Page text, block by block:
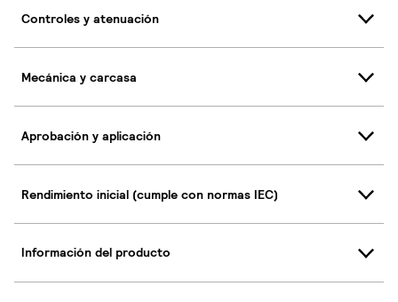
Controles y atenuación
Mecánica y carcasa
Aprobación y aplicación
Rendimiento inicial (cumple con normas IEC)
Información del producto